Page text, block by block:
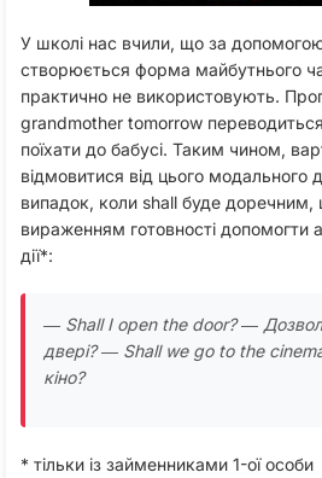
У школі нас вчили, що за
створюється форма майбутнього
практично не використовують.
grandmother tomorrow
поїхати до бабусі. Таким чином,
відмовитися від цього модального
випадок, коли shall буде доречним,
вираженням готовності допомогти
дії*:
― Shall I open the door? ―
двері? ― Shall we go to the
кіно?
* тільки із займенниками 1-ої особи